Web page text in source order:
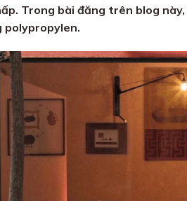
Trong bài đăng trên blog này,
polypropylen.